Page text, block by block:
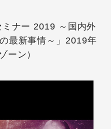
ミナー 2019 ～国内外
最新事情～」2019年
ーン）